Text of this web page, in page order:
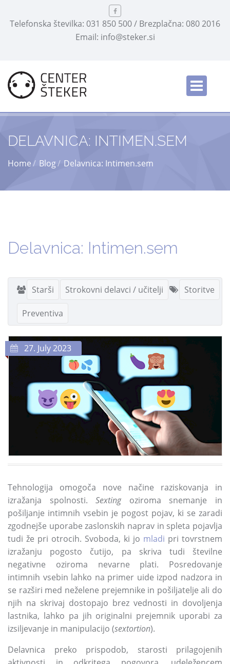
Telefonska številka: 031 850 500 / Brezplačna: 080 2016
Email: info@steker.si
DELAVNICA: INTIMEN.SEM
Home Blog Delavnica: Intimen.sem
Delavnica: Intimen.sem
Starši Strokovni delavci / učitelji Storitve
Preventiva
27. July 2023
Tehnologija omogoča nove načine raziskovanja in
izražanja spolnosti.
Sexting oziroma snemanje in
pošiljanje intimnih vsebin je pogost pojav, ki se zaradi
zgodnejše uporabe zaslonskih naprav in spleta pojavlja
tudi že pri otrocih. Svoboda, ki jo mladi pri tovrstnem
izražanju pogosto čutijo, pa skriva tudi številne
negativne oziroma nevarne plati. Posredovanje
intimnih vsebin lahko na primer uide izpod nadzora in
se razširi med neželene prejemnike in pošiljatelje ali do
njih na skrivaj dostopajo brez vednosti in dovoljenja
lastnika, lahko pa jih originalni prejemnik uporabi za
izsiljevanje in manipulacijo (sextortion).
Delavnica preko prispodob, starosti prilagojenih